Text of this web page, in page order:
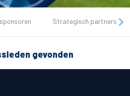
Strategisch partners
gevonden